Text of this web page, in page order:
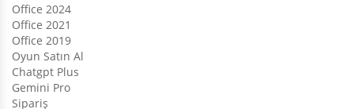
Office 2024
Office 2021
Office 2019
Oyun Satın Al
Chatgpt Plus
Gemini Pro
Sipariş